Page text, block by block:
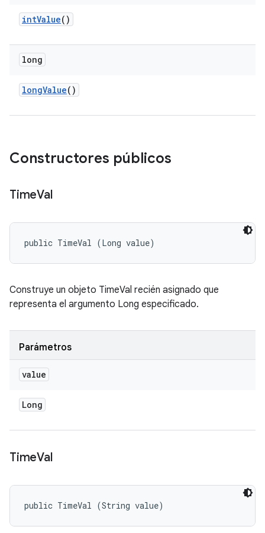
intValue()
long
longValue()
Constructores públicos
TimeVal
public TimeVal (Long value)
Construye un objeto TimeVal recién asignado que
representa el argumento Long especificado.
Parámetros
value
Long
TimeVal
public TimeVal (String value)